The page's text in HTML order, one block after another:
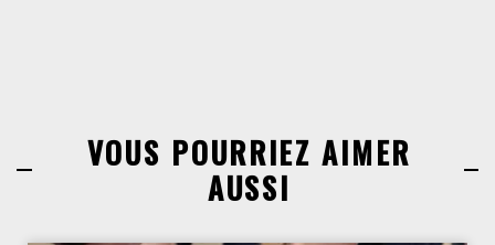
VOUS POURRIEZ AIMER
AUSSI